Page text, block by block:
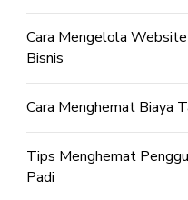
Cara Mengelola
Bisnis
Cara Menghemat Biaya
Tips Menghemat
Padi